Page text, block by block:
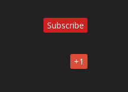
Subscribe
+1